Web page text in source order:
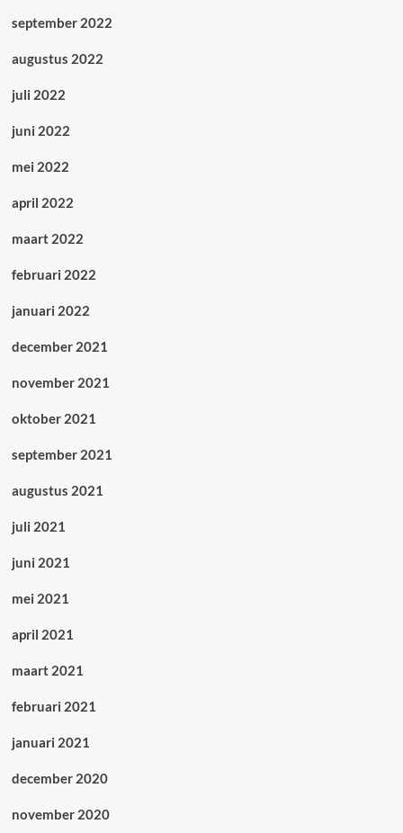
september 2022
augustus 2022
juli 2022
juni 2022
mei 2022
april 2022
maart 2022
februari 2022
januari 2022
december 2021
november 2021
oktober 2021
september 2021
augustus 2021
juli 2021
juni 2021
mei 2021
april 2021
maart 2021
februari 2021
januari 2021
december 2020
november 2020